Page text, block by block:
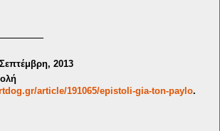
2013
article/191065/epistoli-gia-ton-paylo.